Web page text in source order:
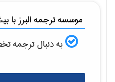
موسسه ترجمه البرز با
به دنبال ترجمه